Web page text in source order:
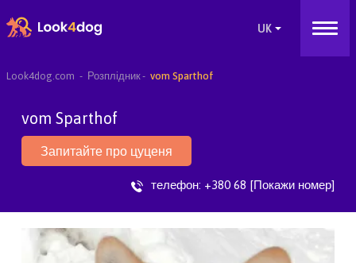
Look4dog.com Розплідник vom Sparthof
vom Sparthof
Запитайте про цуценя
телефон: +380 68 [Покажи номер]